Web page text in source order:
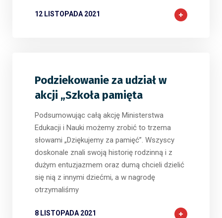
12 LISTOPADA 2021
Podziekowanie za udział w
akcji „Szkoła pamięta
Podsumowując całą akcję Ministerstwa
Edukacji i Nauki możemy zrobić to trzema
słowami „Dziękujemy za pamięć”. Wszyscy
doskonale znali swoją historię rodzinną i z
dużym entuzjazmem oraz dumą chcieli dzielić
się nią z innymi dziećmi, a w nagrodę
otrzymaliśmy
8 LISTOPADA 2021